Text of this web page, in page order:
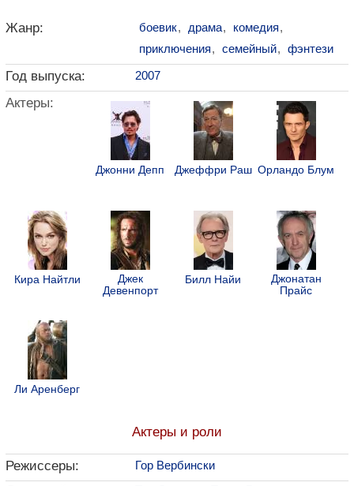
Жанр: боевик, драма, комедия,
приключения, семейный, фэнтези
Год выпуска: 2007
Актеры:
Джонни Депп Джеффри Раш Орландо Блум
Кира Найтли
Джек
Девенпорт
Билл Найи
Джонатан
Прайс
Ли Аренберг
Актеры и роли
Режиссеры: Гор Вербински